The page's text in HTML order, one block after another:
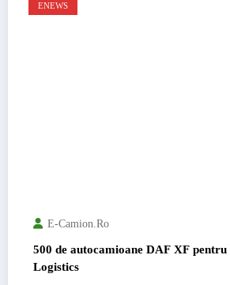
ENEWS
E-Camion.ro
500 de autocamioane DAF XF
Logistics